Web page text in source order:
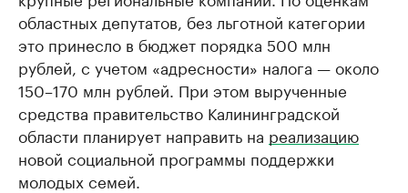
областных депутатов, без льготной категории
это принесло в бюджет порядка 500 млн
рублей, с учетом «адресности» налога — около
150–170 млн рублей. При этом вырученные
средства правительство Калининградской
области планирует направить на реализацию
новой социальной программы поддержки
молодых семей.